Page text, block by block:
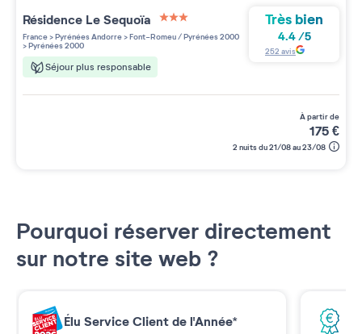
Résidence Le Sequoïa
3 étoiles sur 5
France>Pyrénées Andorre>Font-Romeu / Pyrénées 2000
>Pyrénées 2000
Séjour plus responsable
Très bien
4.4/5
252 avis
à partir de
175€
2 nuits du 21/08 au 23/08
Pourquoi réserver directement
sur notre site web ?
Élu Service Client de l'Année*